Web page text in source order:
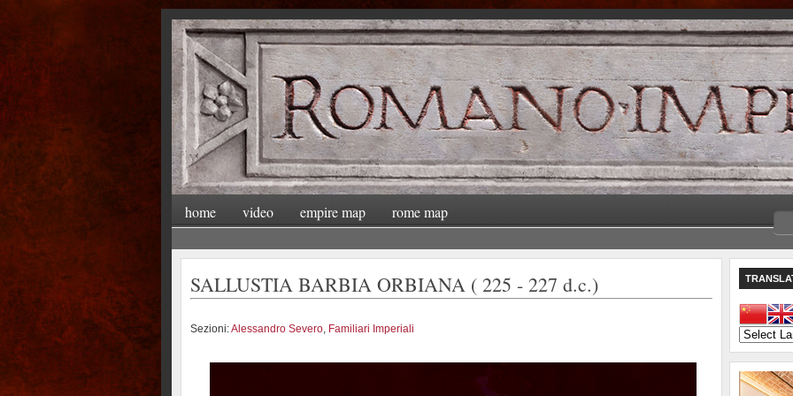
home video empire map rome map
SALLUSTIA BARBIA ORBIANA ( 225 - 227 d.c.)
Sezioni:Alessandro Severo, Familiari Imperiali